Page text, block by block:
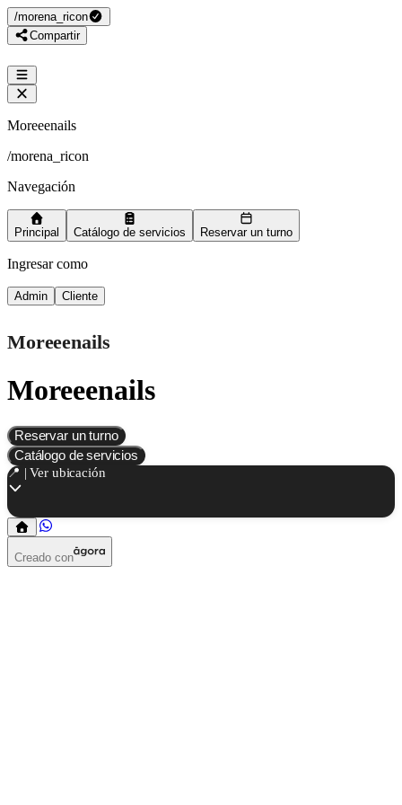
/morena_ricon
Compartir
Moreeenails
/morena_ricon
Navegación
Principal Catálogo de servicios Reservar un turno
Ingresar como
Admin Cliente
Moreeenails
Moreeenails
Reservar un turno
Catálogo de servicios
📍 | Ver ubicación
Creado con